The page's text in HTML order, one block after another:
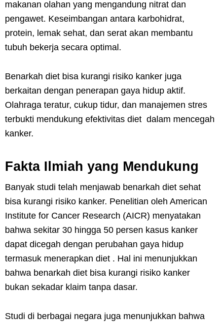
makanan olahan yang mengandung nitrat dan
pengawet. Keseimbangan antara karbohidrat,
protein, lemak sehat, dan serat akan membantu
tubuh bekerja secara optimal.
Benarkah diet bisa kurangi risiko kanker juga
berkaitan dengan penerapan gaya hidup aktif.
Olahraga teratur, cukup tidur, dan manajemen stres
terbukti mendukung efektivitas diet dalam mencegah
kanker.
Fakta Ilmiah yang Mendukung
Banyak studi telah menjawab benarkah diet sehat
bisa kurangi risiko kanker. Penelitian oleh American
Institute for Cancer Research (AICR) menyatakan
bahwa sekitar 30 hingga 50 persen kasus kanker
dapat dicegah dengan perubahan gaya hidup
termasuk menerapkan diet . Hal ini menunjukkan
bahwa benarkah diet bisa kurangi risiko kanker
bukan sekadar klaim tanpa dasar.
Studi di berbagai negara juga menunjukkan bahwa